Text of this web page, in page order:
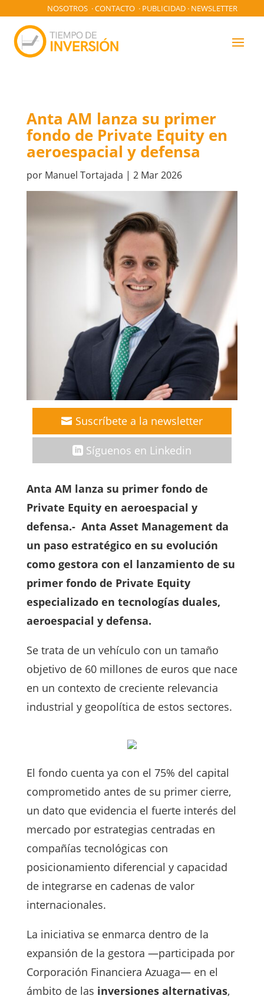
NOSOTROS ·CONTACTO · PUBLICIDAD · NEWSLETTER
Anta AM lanza su primer
fondo de Private Equity en
aeroespacial y defensa
por Manuel Tortajada | 2 Mar 2026
Suscríbete a la newsletter
Síguenos en Linkedin
Anta AM lanza su primer fondo de
Private Equity en aeroespacial y
defensa.- Anta Asset Management da
un paso estratégico en su evolución
como gestora con el lanzamiento de su
primer fondo de Private Equity
especializado en tecnologías duales,
aeroespacial y defensa.
Se trata de un vehículo con un tamaño
objetivo de 60 millones de euros que nace
en un contexto de creciente relevancia
industrial y geopolítica de estos sectores.
El fondo cuenta ya con el 75% del capital
comprometido antes de su primer cierre,
un dato que evidencia el fuerte interés del
mercado por estrategias centradas en
compañías tecnológicas con
posicionamiento diferencial y capacidad
de integrarse en cadenas de valor
internacionales.
La iniciativa se enmarca dentro de la
expansión de la gestora —participada por
Corporación Financiera Azuaga— en el
ámbito de las inversiones alternativas,